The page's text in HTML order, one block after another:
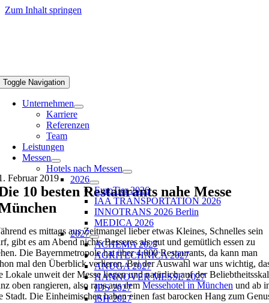
Zum Inhalt springen
Toggle Navigation
Unternehmen
Karriere
Referenzen
Team
Leistungen
Messen
Hotels nach Messen
2026
EuroTier 2026
IAA TRANSPORTATION 2026
INNOTRANS 2026 Berlin
MEDICA 2026
2027
ACHEMA 2027
AGRITECHNICA 2027
ANUGA 2027
HANNOVER MESSE 2027
IDS 2027
ISH 2027
Februar 2019
10 besten Restaurants nahe Messe
es mittags aus Zeitmangel lieber etwas Kleines, Schnelles sein
gibt es am Abend nichts Besseres als gut und gemütlich essen zu
Die Bayernmetropole hat über 4.000 Restaurants, da kann man
mal den Überblick verlieren. Bei der Auswahl war uns wichtig,
Lokale unweit der Messe liegen und natürlich auf der
oben rangieren, also raus aus dem Messehotel in München und ab
Stadt. Die Einheimischen haben einen fast barocken Hang zum